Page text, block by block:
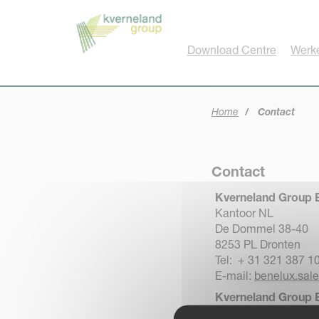
Download Centre
Home Contact
Contact
Kverneland Group
Kantoor NL
De Dommel 38-40
8253 PL Dronten
Tel: + 31 321 387
E-mail:
Kverneland Group